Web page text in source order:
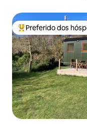
Entre os melhores
Preferido dos